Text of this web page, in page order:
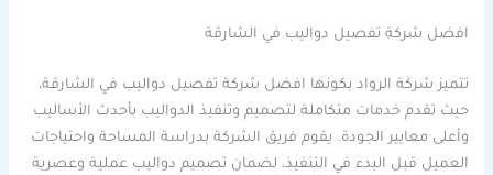
افضل شركة تفصيل دواليب في الشارقة
تتميز شركة الرواد بكونها افضل شركة تفصيل دواليب في الشارقة،
حيث تقدم خدمات متكاملة لتصميم وتنفيذ الدواليب بأحدث الأساليب
وأعلى معايير الجودة. يقوم فريق الشركة بدراسة المساحة واحتياجات
العميل قبل البدء في التنفيذ، لضمان تصميم دواليب عملية وعصرية